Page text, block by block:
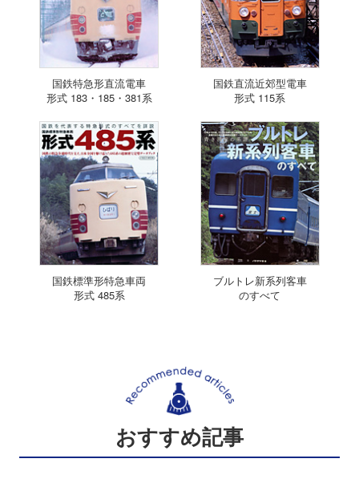
国鉄特急形直流電車
形式 183・185・381系
国鉄直流近郊型電車
形式 115系
国鉄標準形特急車両
形式 485系
ブルトレ新系列客車
のすべて
おすすめ記事